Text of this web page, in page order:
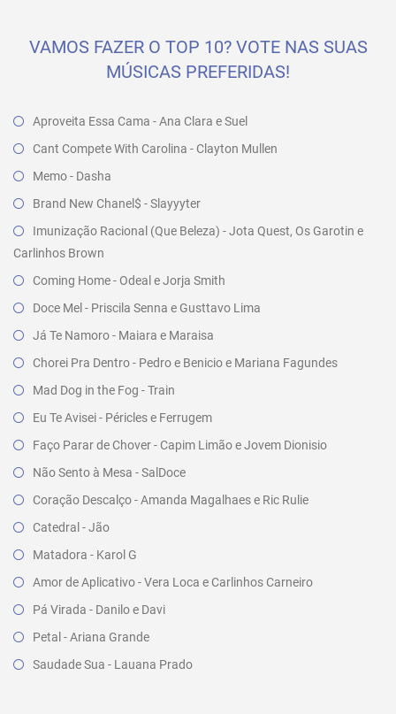
VAMOS FAZER O TOP 10? VOTE NAS SUAS
MÚSICAS PREFERIDAS!
Aproveita Essa Cama - Ana Clara e Suel
Cant Compete With Carolina - Clayton Mullen
Memo - Dasha
Brand New Chanel$ - Slayyyter
Imunização Racional (Que Beleza) - Jota Quest, Os Garotin e
Carlinhos Brown
Coming Home - Odeal e Jorja Smith
Doce Mel - Priscila Senna e Gusttavo Lima
Já Te Namoro - Maiara e Maraisa
Chorei Pra Dentro - Pedro e Benicio e Mariana Fagundes
Mad Dog in the Fog - Train
Eu Te Avisei - Péricles e Ferrugem
Faço Parar de Chover - Capim Limão e Jovem Dionisio
Não Sento à Mesa - SalDoce
Coração Descalço - Amanda Magalhaes e Ric Rulie
Catedral - Jão
Matadora - Karol G
Amor de Aplicativo - Vera Loca e Carlinhos Carneiro
Pá Virada - Danilo e Davi
Petal - Ariana Grande
Saudade Sua - Lauana Prado